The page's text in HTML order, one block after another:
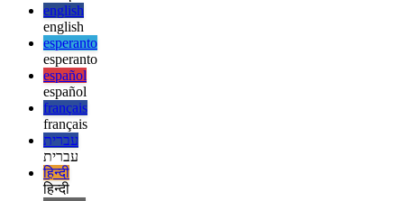
deutsch
ελληνικά
ελληνικά
english
english
esperanto
esperanto
español
español
français
français
עברית